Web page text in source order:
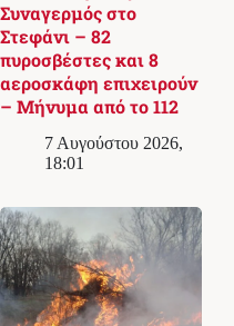
Συναγερμός στο
Στεφάνι – 82
πυροσβέστες και 8
αεροσκάφη επιχειρούν
– Μήνυμα από το 112
7 Αυγούστου 2026,
18:01